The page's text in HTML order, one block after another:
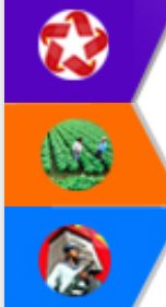
Xã Ea Kar bước chuyển
công tác cải cách hành
mới
UBND tỉnh họp báo định kỳ
năm 2026
Hội thảo khoa học “Giải
phát triển nền kinh tế xanh
Đắk Lắk”
Tăng cường giám sát, đôn
hiện nhiệm vụ quản lý tài
hàng tuần
Tháo gỡ những vướng
công tác cải cách thủ tục